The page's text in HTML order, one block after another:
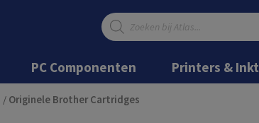
Ga
naar
navigatie
Ga
inhoud
Producten
zoeken
PC Componenten Printers & Inkt
/ Originele Brother Cartridges